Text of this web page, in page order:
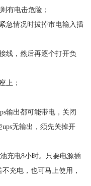
有电击危险；
急情况时拔掉市电输入插
线，然后再逐个打开负
上；
输出都可能带电，关闭
无输出，须先关掉开
充电8小时。只要电源插
充电，也可马上使用，